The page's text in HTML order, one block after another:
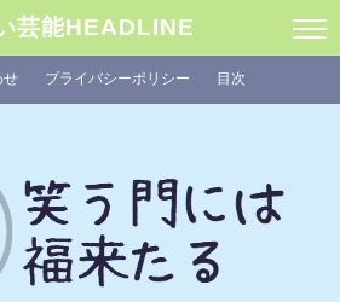
芸能HEADLINE
せ プライバシーポリシー 目次